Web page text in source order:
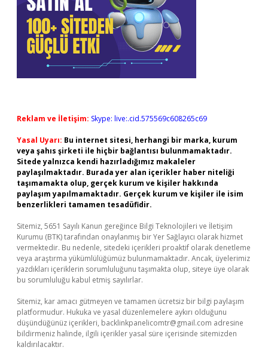
Reklam ve İletişim: Skype: live:.cid.575569c608265c69
Yasal Uyarı: Bu internet sitesi, herhangi bir marka, kurum
veya şahıs şirketi ile hiçbir bağlantısı bulunmamaktadır.
Sitede yalnızca kendi hazırladığımız makaleler
paylaşılmaktadır. Burada yer alan içerikler haber niteliği
taşımamakta olup, gerçek kurum ve kişiler hakkında
paylaşım yapılmamaktadır. Gerçek kurum ve kişiler ile isim
benzerlikleri tamamen tesadüfidir.
Sitemiz, 5651 Sayılı Kanun gereğince Bilgi Teknolojileri ve İletişim
Kurumu (BTK) tarafından onaylanmış bir Yer Sağlayıcı olarak hizmet
vermektedir. Bu nedenle, sitedeki içerikleri proaktif olarak denetleme
veya araştırma yükümlülüğümüz bulunmamaktadır. Ancak, üyelerimiz
yazdıkları içeriklerin sorumluluğunu taşımakta olup, siteye üye olarak
bu sorumluluğu kabul etmiş sayılırlar.
Sitemiz, kar amacı gütmeyen ve tamamen ücretsiz bir bilgi paylaşım
platformudur. Hukuka ve yasal düzenlemelere aykırı olduğunu
düşündüğünüz içerikleri, backlinkpanelicomtr@gmail.com adresine
bildirmeniz halinde, ilgili içerikler yasal süre içerisinde sitemizden
kaldırılacaktır.